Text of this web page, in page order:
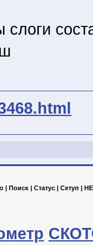
слоги
| Поиск | Статус | Сетуп |